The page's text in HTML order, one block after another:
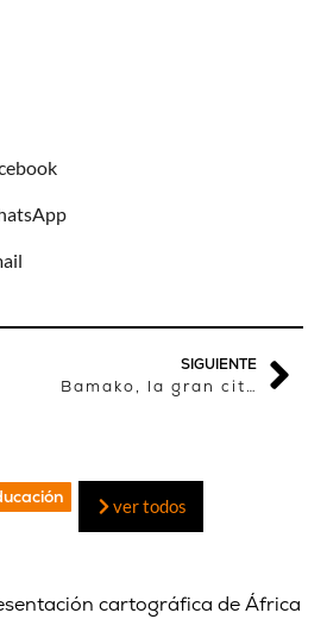
SIGUIENTE
Bamako, la gran cita de la fotografía africana
ver todos
cartográfica de África